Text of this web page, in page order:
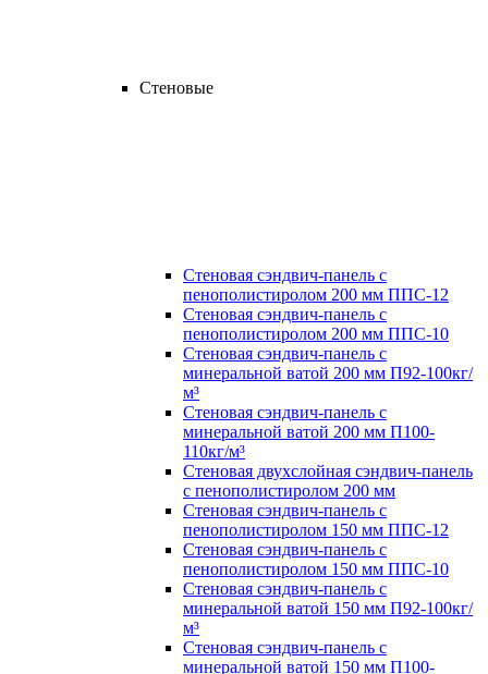
Стеновые
Стеновая сэндвич-панель с
пенополистиролом 200 мм ППС-12
Стеновая сэндвич-панель с
пенополистиролом 200 мм ППС-10
Стеновая сэндвич-панель с
минеральной ватой 200 мм П92-100кг/
м³
Стеновая сэндвич-панель с
минеральной ватой 200 мм П100-
110кг/м³
Стеновая двухслойная сэндвич-панель
с пенополистиролом 200 мм
Стеновая сэндвич-панель с
пенополистиролом 150 мм ППС-12
Стеновая сэндвич-панель с
пенополистиролом 150 мм ППС-10
Стеновая сэндвич-панель с
минеральной ватой 150 мм П92-100кг/
м³
Стеновая сэндвич-панель с
минеральной ватой 150 мм П100-